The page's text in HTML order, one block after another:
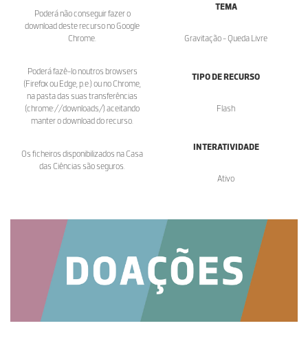
Poderá não conseguir fazer o
download deste recurso no Google
Chrome.
Poderá fazê-lo noutros browsers
(Firefox ou Edge, p.e.) ou no Chrome,
na pasta das suas transferências
(chrome://downloads/) aceitando
manter o download do recurso.
Os ficheiros disponibilizados na Casa
das Ciências são seguros.
TEMA
Gravitação - Queda Livre
TIPO DE RECURSO
Flash
INTERATIVIDADE
Ativo